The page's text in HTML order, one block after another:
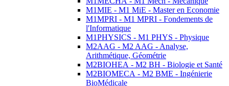
M1MIE - M1 MiE - Master en Economie
M1MPRI - M1 MPRI - Fondements de
l'Informatique
M1PHYSICS - M1 PHYS - Physique
M2AAG - M2 AAG - Analyse,
Arithmétique, Géométrie
M2BIOHEA - M2 BH - Biologie et Santé
M2BIOMECA - M2 BME - Ingénierie
BioMédicale